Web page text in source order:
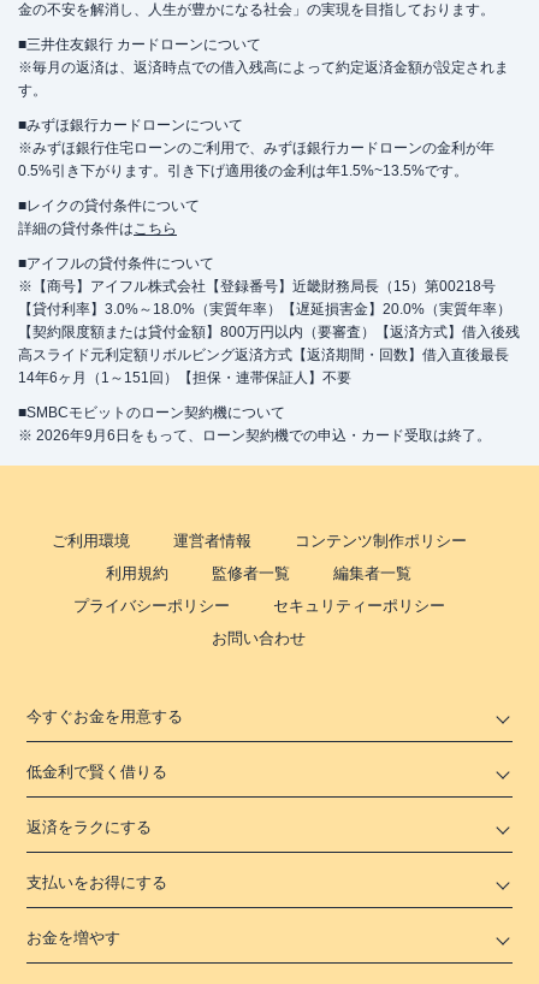
金の不安を解消し、人生が豊かになる社会」の実現を目指しております。
■三井住友銀行 カードローンについて
※毎月の返済は、返済時点での借入残高によって約定返済金額が設定されま
す。
■みずほ銀行カードローンについて
※みずほ銀行住宅ローンのご利用で、みずほ銀行カードローンの金利が年
0.5%引き下がります。引き下げ適用後の金利は年1.5%~13.5%です。
■レイクの貸付条件について
詳細の貸付条件はこちら
■アイフルの貸付条件について
※【商号】アイフル株式会社【登録番号】近畿財務局長（15）第00218号
【貸付利率】3.0%～18.0%（実質年率）【遅延損害金】20.0%（実質年率）
【契約限度額または貸付金額】800万円以内（要審査）【返済方式】借入後残
高スライド元利定額リボルビング返済方式【返済期間・回数】借入直後最長
14年6ヶ月（1～151回）【担保・連帯保証人】不要
■SMBCモビットのローン契約機について
※ 2026年9月6日をもって、ローン契約機での申込・カード受取は終了。
ご利用環境 運営者情報
コンテンツ制作ポリシー
利用規約
監修者一覧
編集者一覧
プライバシーポリシー
セキュリティーポリシー
お問い合わせ
今すぐお金を用意する
低金利で賢く借りる
返済をラクにする
支払いをお得にする
お金を増やす